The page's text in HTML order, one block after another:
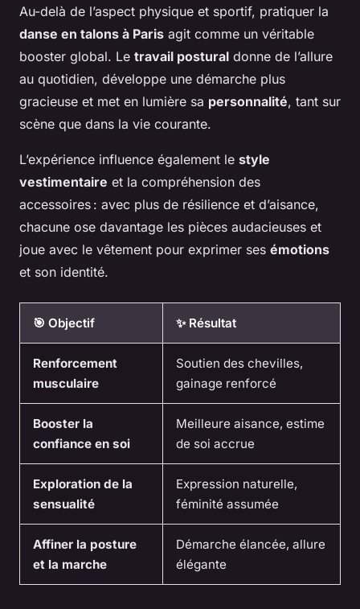
Au-delà de l’aspect physique et sportif, pratiquer la
danse en talons à Paris agit comme un véritable
booster global. Le travail postural donne de l’allure
au quotidien, développe une démarche plus
gracieuse et met en lumière sa personnalité, tant sur
scène que dans la vie courante.
L’expérience influence également le style
vestimentaire et la compréhension des
accessoires : avec plus de résilience et d’aisance,
chacune ose davantage les pièces audacieuses et
joue avec le vêtement pour exprimer ses émotions
et son identité.
🎯 Objectif ✨ Résultat
Renforcement
musculaire
Soutien des chevilles,
gainage renforcé
Booster la
confiance en soi
Meilleure aisance, estime
de soi accrue
Exploration de la
sensualité
Expression naturelle,
féminité assumée
Affiner la posture
et la marche
Démarche élancée, allure
élégante